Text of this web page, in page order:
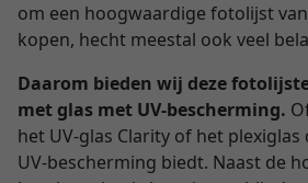
om een hoogwaardige fotolijst
kopen, hecht meestal ook veel
Daarom bieden wij deze
met glas met UV-bescherming.
het UV-glas Clarity of het plexiglas
UV-bescherming biedt. Naast de